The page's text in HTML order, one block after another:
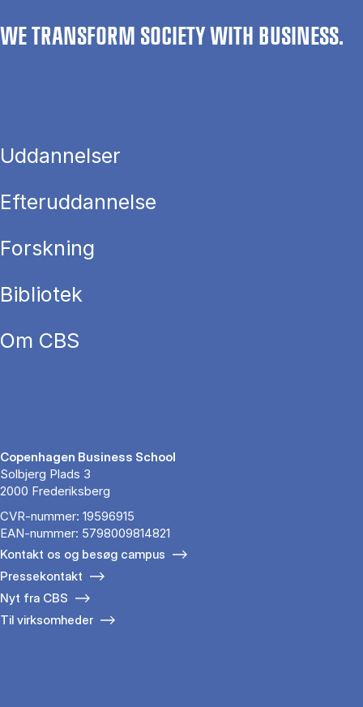
WE TRANSFORM SOCIETY WITH BUSINESS.
Uddannelser
Efteruddannelse
Forskning
Bibliotek
Om CBS
Copenhagen Business School
Solbjerg Plads 3
2000 Frederiksberg
CVR-nummer: 19596915
EAN-nummer: 5798009814821
Kontakt os og besøg campus
Pressekontakt
Nyt fra CBS
Til virksomheder